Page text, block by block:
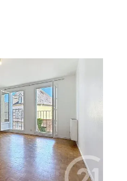
cœur de Guéret, au